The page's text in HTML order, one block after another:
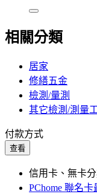
相關分類
居家
修繕五金
檢測/量測
其它檢測/測量
付款方式
查看
信用卡、無卡
PChome 聯名